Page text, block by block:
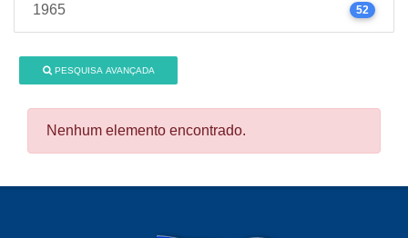
1965 52
PESQUISA AVANÇADA
Nenhum elemento encontrado.